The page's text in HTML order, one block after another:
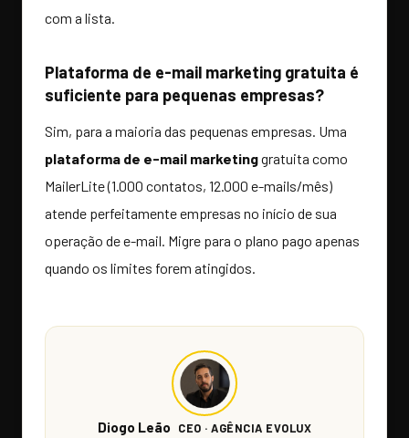
com a lista.
Plataforma de e-mail marketing gratuita é
suficiente para pequenas empresas?
Sim, para a maioria das pequenas empresas. Uma
plataforma de e-mail marketinggratuita como
MailerLite (1.000 contatos, 12.000 e-mails/mês)
atende perfeitamente empresas no início de sua
operação de e-mail. Migre para o plano pago apenas
quando os limites forem atingidos.
Diogo Leão CEO · AGÊNCIA EVOLUX